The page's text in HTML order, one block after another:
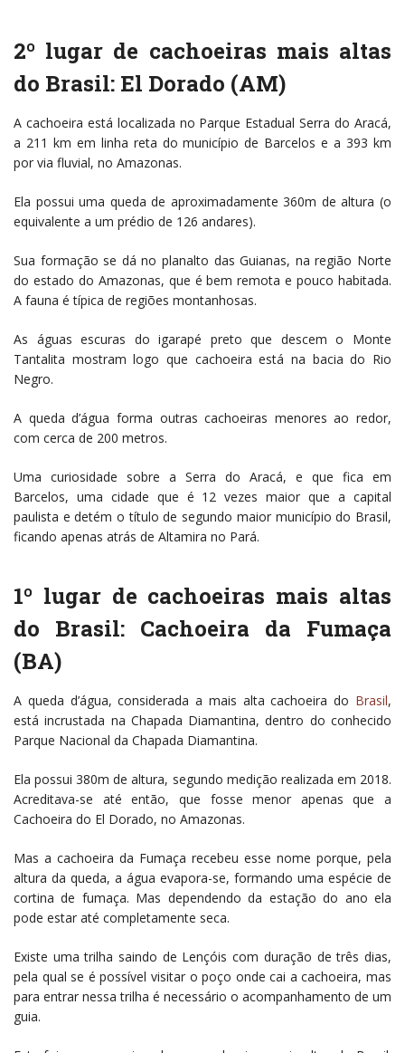
2º lugar de cachoeiras mais altas
do Brasil: El Dorado (AM)
A cachoeira está localizada no Parque Estadual Serra do Aracá,
a 211 km em linha reta do município de Barcelos e a 393 km
por via fluvial, no Amazonas.
Ela possui uma queda de aproximadamente 360m de altura (o
equivalente a um prédio de 126 andares).
Sua formação se dá no planalto das Guianas, na região Norte
do estado do Amazonas, que é bem remota e pouco habitada.
A fauna é típica de regiões montanhosas.
As águas escuras do igarapé preto que descem o Monte
Tantalita mostram logo que cachoeira está na bacia do Rio
Negro.
A queda d’água forma outras cachoeiras menores ao redor,
com cerca de 200 metros.
Uma curiosidade sobre a Serra do Aracá, e que fica em
Barcelos, uma cidade que é 12 vezes maior que a capital
paulista e detém o título de segundo maior município do Brasil,
ficando apenas atrás de Altamira no Pará.
1º lugar de cachoeiras mais altas
do Brasil: Cachoeira da Fumaça
(BA)
A queda d’água, considerada a mais alta cachoeira do Brasil,
está incrustada na Chapada Diamantina, dentro do conhecido
Parque Nacional da Chapada Diamantina.
Ela possui 380m de altura, segundo medição realizada em 2018.
Acreditava-se até então, que fosse menor apenas que a
Cachoeira do El Dorado, no Amazonas.
Mas a cachoeira da Fumaça recebeu esse nome porque, pela
altura da queda, a água evapora-se, formando uma espécie de
cortina de fumaça. Mas dependendo da estação do ano ela
pode estar até completamente seca.
Existe uma trilha saindo de Lençóis com duração de três dias,
pela qual se é possível visitar o poço onde cai a cachoeira, mas
para entrar nessa trilha é necessário o acompanhamento de um
guia.